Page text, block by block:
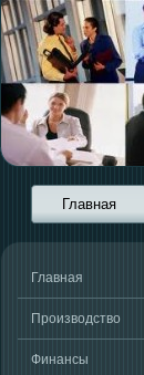
Главная
Главная
Производство
Финансы